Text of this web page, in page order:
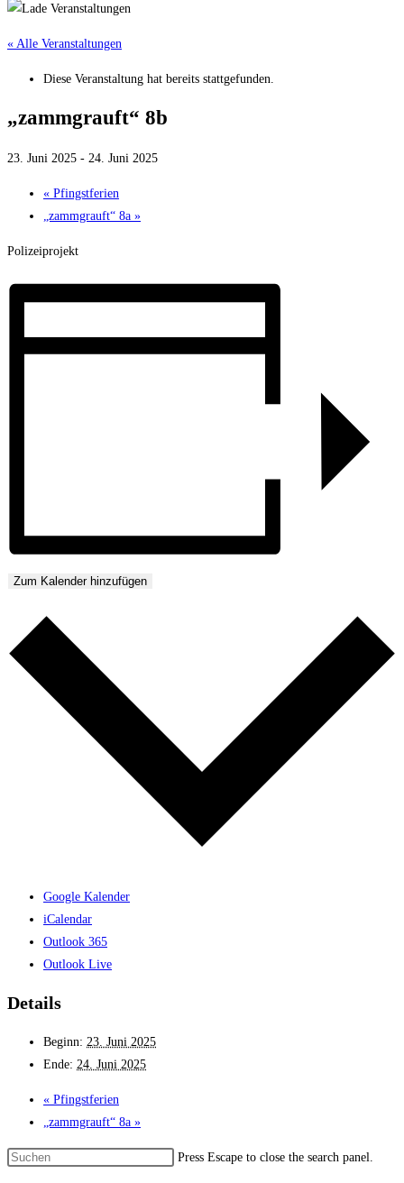
« Alle Veranstaltungen
Diese Veranstaltung hat bereits stattgefunden.
„zammgrauft“ 8b
23. Juni 2025 - 24. Juni 2025
« Pfingstferien
„zammgrauft“ 8a »
Polizeiprojekt
Zum Kalender hinzufügen
Google Kalender
iCalendar
Outlook 365
Outlook Live
Details
Beginn: 23. Juni 2025
Ende: 24. Juni 2025
« Pfingstferien
„zammgrauft“ 8a »
Press Escape to close the search panel.